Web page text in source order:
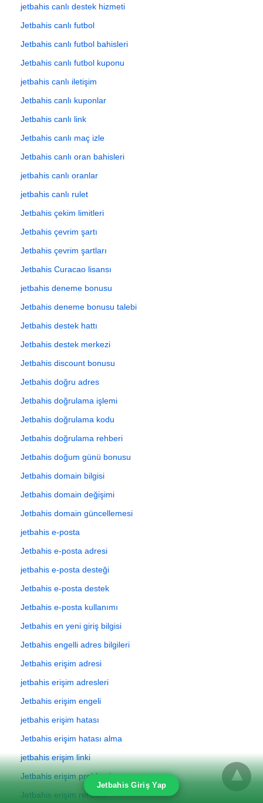
Jetbahis Giriş Yap
jetbahis canlı destek hizmeti
Jetbahis canlı futbol
Jetbahis canlı futbol bahisleri
Jetbahis canlı futbol kuponu
jetbahis canlı iletişim
Jetbahis canlı kuponlar
Jetbahis canlı link
Jetbahis canlı maç izle
Jetbahis canlı oran bahisleri
jetbahis canlı oranlar
jetbahis canlı rulet
Jetbahis çekim limitleri
Jetbahis çevrim şartı
Jetbahis çevrim şartları
Jetbahis Curacao lisansı
jetbahis deneme bonusu
Jetbahis deneme bonusu talebi
Jetbahis destek hattı
Jetbahis destek merkezi
Jetbahis discount bonusu
Jetbahis doğru adres
Jetbahis doğrulama işlemi
Jetbahis doğrulama kodu
Jetbahis doğrulama rehberi
Jetbahis doğum günü bonusu
Jetbahis domain bilgisi
Jetbahis domain değişimi
Jetbahis domain güncellemesi
jetbahis e-posta
Jetbahis e-posta adresi
jetbahis e-posta desteği
Jetbahis e-posta destek
Jetbahis e-posta kullanımı
Jetbahis en yeni giriş bilgisi
Jetbahis engelli adres bilgileri
Jetbahis erişim adresi
jetbahis erişim adresleri
Jetbahis erişim engeli
jetbahis erişim hatası
Jetbahis erişim hatası alma
jetbahis erişim linki
Jetbahis erişim problemi
Jetbahis erişim rehberi